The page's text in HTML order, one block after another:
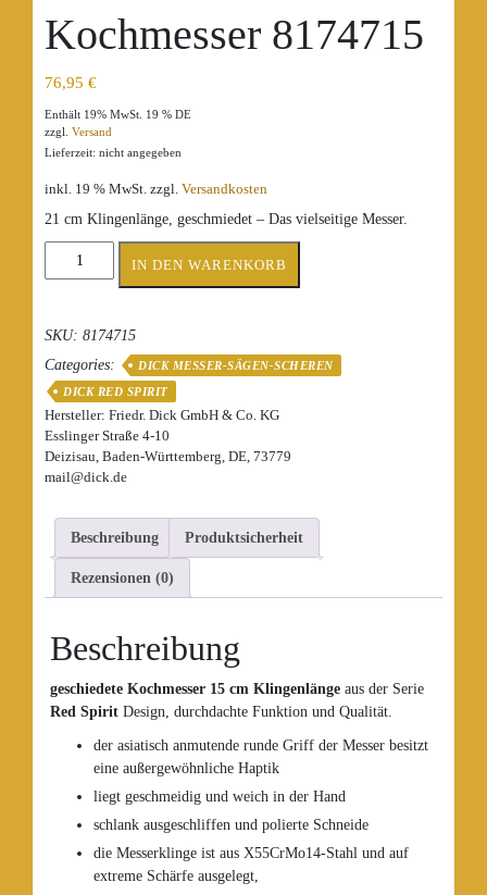
Kochmesser 8174715
76,95 €
Enthält 19% MwSt. 19 % DE
zzgl. Versand
Lieferzeit: nicht angegeben
inkl. 19 % MwSt. zzgl. Versandkosten
21 cm Klingenlänge, geschmiedet – Das vielseitige Messer.
Friedr.
Menge
IN DEN WARENKORB
SKU: 8174715
Categories:
DICK MESSER-SÄGEN-SCHEREN
DICK RED SPIRIT
Hersteller: Friedr. Dick GmbH & Co. KG
Esslinger Straße 4-10
Deizisau, Baden-Württemberg, DE, 73779
mail@dick.de
Beschreibung Produktsicherheit
Rezensionen (0)
Beschreibung
geschiedete Kochmesser 15 cm Klingenlänge aus der Serie
Red Spirit Design, durchdachte Funktion und Qualität.
der asiatisch anmutende runde Griff der Messer besitzt
eine außergewöhnliche Haptik
liegt geschmeidig und weich in der Hand
schlank ausgeschliffen und polierte Schneide
die Messerklinge ist aus X55CrMo14-Stahl und auf
extreme Schärfe ausgelegt,